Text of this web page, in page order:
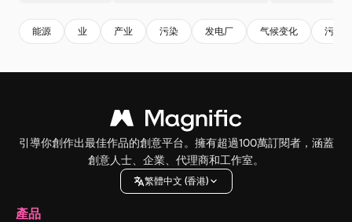
能源 业 产业 污染 发电厂 气候变化 污染
引導你創作出最佳作品的創意平台。擁有超過100萬訂閱者，涵蓋
創意人士、企業、代理商和工作室。
繁體中文 (香港)
產品